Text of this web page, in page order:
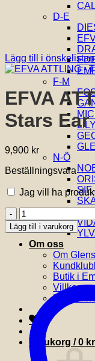
D-E
F-M
N-Ö
SIF
Om oss
Om
Butik i
Villkor
Kontakta
Varukorg /0 kr
Lägg till i
EFVA
Stars Ear
9,900 kr
Beställningsvara
Jag vill ha
EFVA
ATTLING
-
Thin
mängd
Lägg till i varukorg